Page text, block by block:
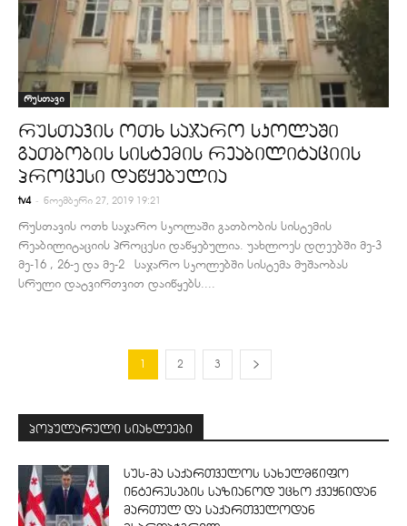
რუსთავი
რუსთავის ოთხ საჯარო სკოლაში
გათბობის სისტემის რეაბილიტაციის
პროცესი დაწყებულია
tv4 - ნოემბერი 27, 2019 19:21
რუსთავის ოთხ საჯარო სკოლაში გათბობის სისტემის
რეაბილიტაციის პროცესი დაწყებულია. უახლოეს დღეებში მე-3
მე-16 , 26-ე და მე-2 საჯარო სკოლებში სისტემა მუშაობას
სრული დატვირთვით დაიწყებს....
1 2 3
პოპულარული სიახლეები
სუს-მა საქართველოს სახელმწიფო
ინტერესების საზიანოდ უცხო ქვეყნიდან
მართულ და საქართველოდან